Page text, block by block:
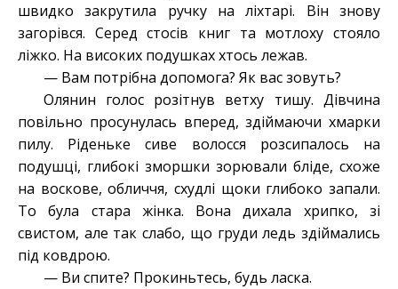
швидко закрутила ручку на ліхтарі. Він знову
загорівся. Серед стосів книг та мотлоху стояло
ліжко. На високих подушках хтось лежав.
— Вам потрібна допомога? Як вас зовуть?
Олянин голос розітнув ветху тишу. Дівчина
повільно просунулась вперед, здіймаючи хмарки
пилу. Ріденьке сиве волосся розсипалось на
подушці, глибокі зморшки зорювали бліде, схоже
на воскове, обличчя, схудлі щоки глибоко запали.
То була стара жінка. Вона дихала хрипко, зі
свистом, але так слабо, що груди ледь здіймались
під ковдрою.
— Ви спите? Прокиньтесь, будь ласка.